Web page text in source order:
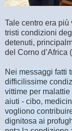
Tale centro era
tristi condizioni
detenuti,
del Corno d’Africa
Nei messaggi fatti
difficilissime
vittime per
aiuti - cibo,
vogliono
dignitosa ai